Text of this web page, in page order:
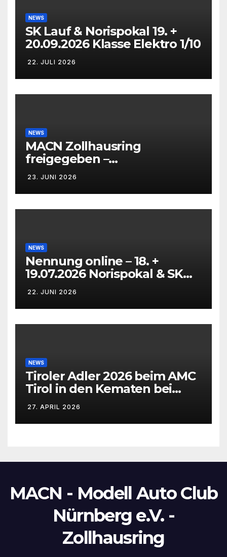
NEWS
SK Lauf & Norispokal 19. +
20.09.2026 Klasse Elektro 1/10
22. JULI 2026
NEWS
MACN Zollhausring
freigegeben –
Eichenpräzissionsspinner
Befall beseitigt –
23. JUNI 2026
NEWS
Nennung online – 18. +
19.07.2026 Norispokal & SK
Lauf VG + EG
22. JUNI 2026
NEWS
Tiroler Adler 2026 beim AMC
Tirol in den Kematen bei
Innsbruck
27. APRIL 2026
MACN - Modell Auto Club
Nürnberg e.V. -
Zollhausring